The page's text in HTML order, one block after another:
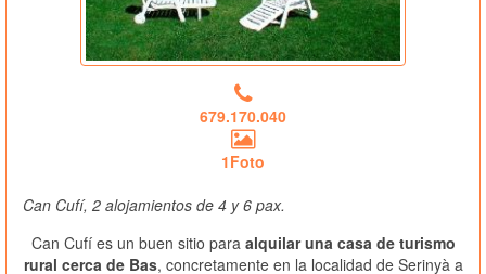
679.170.040
1Foto
Can Cufí, 2 alojamientos de 4 y 6 pax.
Can Cufí es un buen sitio para alquilar una casa de turismo
rural cerca de Bas, concretamente en la localidad de Serinyà a